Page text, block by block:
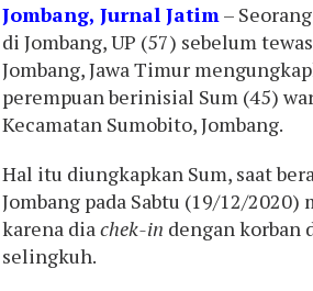
Jombang, Jurnal Jatim–
di Jombang, UP (57) sebelum
Jombang, Jawa Timur
perempuan berinisial Sum (45)
Kecamatan Sumobito, Jombang.
Hal itu diungkapkan Sum, saat
Jombang pada Sabtu (19/12/
karena diachek-in dengan korban
selingkuh.